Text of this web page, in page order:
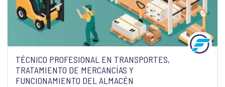
TÉCNICO PROFESIONAL EN TRANSPORTES,
TRATAMIENTO DE MERCANCÍAS Y
FUNCIONAMIENTO DEL ALMACÉN